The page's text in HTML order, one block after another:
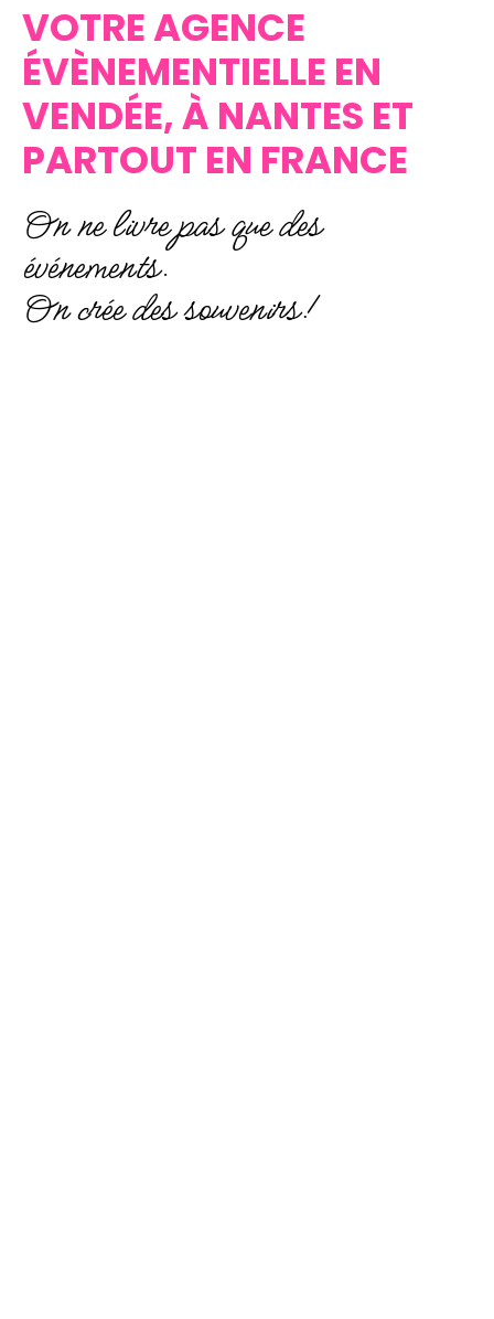
VOTRE AGENCE
ÉVÈNEMENTIELLE EN
VENDÉE, À NANTES ET
PARTOUT EN FRANCE
On ne livre pas que des
événements.
On crée des souvenirs!